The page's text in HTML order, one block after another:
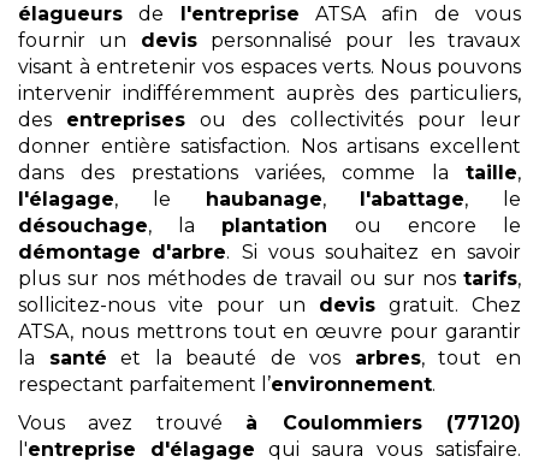
élagueurs de l'entreprise ATSA afin de vous
fournir un devispersonnalisé pour les travaux
visant à entretenir vos espaces verts. Nous pouvons
intervenir indifféremment auprès des particuliers,
des entreprises ou des collectivités pour leur
donner entière satisfaction. Nos artisans excellent
dans des prestations variées, comme la taille,
l'élagage, le haubanage, l'abattage, le
désouchage, la plantation ou encore le
démontage d'arbre. Si vous souhaitez en savoir
plus sur nos méthodes de travail ou sur nos tarifs,
sollicitez-nous vite pour un devis gratuit. Chez
ATSA, nous mettrons tout en œuvre pour garantir
la santé et la beauté de vos arbres, tout en
respectant parfaitement l’environnement.
Vous avez trouvé à Coulommiers (77120)
l'entreprise d'élagage qui saura vous satisfaire.